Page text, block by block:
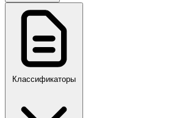
ГОСТ, ГОСТ Р, ПНСТ
Классификаторы